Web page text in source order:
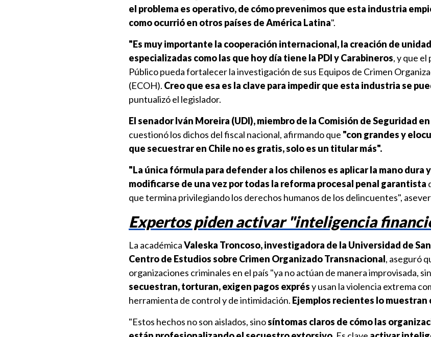
el problema es operativo, de cómo prevenimos que esta industria
como ocurrió en otros países de América Latina".
"Es muy importante la cooperación internacional, la creación de
especializadas como las que hoy día tiene la PDI y Carabineros, y que
Público pueda fortalecer la investigación de sus Equipos de Crimen
(ECOH). Creo que esa es la clave para impedir que esta industria se
puntualizó el legislador.
El senador Iván Moreira (UDI), miembro de la Comisión de Seguridad
cuestionó los dichos del fiscal nacional, afirmando que "con grandes y
que secuestrar en Chile no es gratis, solo es un titular más".
"La única fórmula para defender a los chilenos es aplicar la mano dura
modificarse de una vez por todas la reforma procesal penal garantista
que termina privilegiando los derechos humanos de los delincuentes",
Expertos piden activar "inteligencia
La académicaValeska Troncoso, investigadora de la Universidad de
Centro de Estudios sobre Crimen Organizado Transnacional, aseguró
organizaciones criminales en el país "ya no actúan de manera improvisada,
secuestran, torturan, exigen pagos exprésy usan la violencia extrema
herramienta de control y de intimidación. Ejemplos recientes lo muestran
"Estos hechos no son aislados, sinosíntomas claros de cómo las